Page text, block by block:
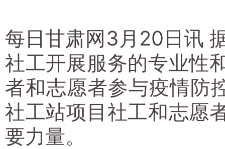
每日甘肃网3月20日讯
社工开展服务的专业性
者和志愿者参与疫情防
社工站项目社工和志愿
要力量。